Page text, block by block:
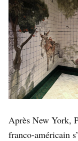
Après New York,
franco-américain